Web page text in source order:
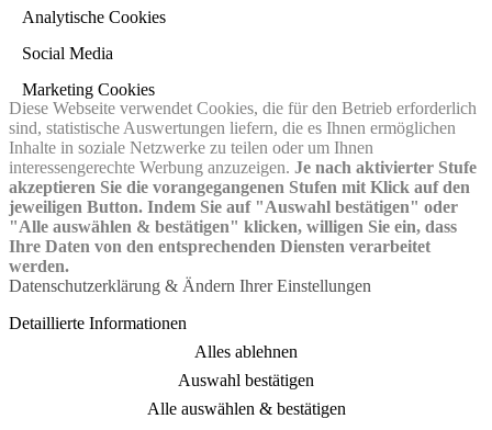
Analytische Cookies
Social Media
Marketing Cookies
Diese Webseite verwendet Cookies, die für den Betrieb erforderlich
sind, statistische Auswertungen liefern, die es Ihnen ermöglichen
Inhalte in soziale Netzwerke zu teilen oder um Ihnen
interessengerechte Werbung anzuzeigen. Je nach aktivierter Stufe
akzeptieren Sie die vorangegangenen Stufen mit Klick auf den
jeweiligen Button. Indem Sie auf "Auswahl bestätigen" oder
"Alle auswählen & bestätigen" klicken, willigen Sie ein, dass
Ihre Daten von den entsprechenden Diensten verarbeitet
werden.
Datenschutzerklärung & Ändern Ihrer Einstellungen
Detaillierte Informationen
Alles ablehnen
Auswahl bestätigen
Alle auswählen & bestätigen